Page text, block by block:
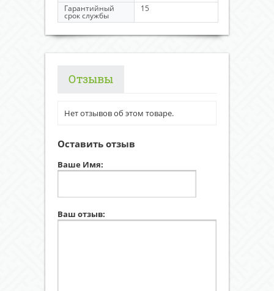
Гарантийный
срок службы
15
Отзывы
Нет отзывов об этом товаре.
Оставить отзыв
Ваше Имя:
Ваш отзыв: